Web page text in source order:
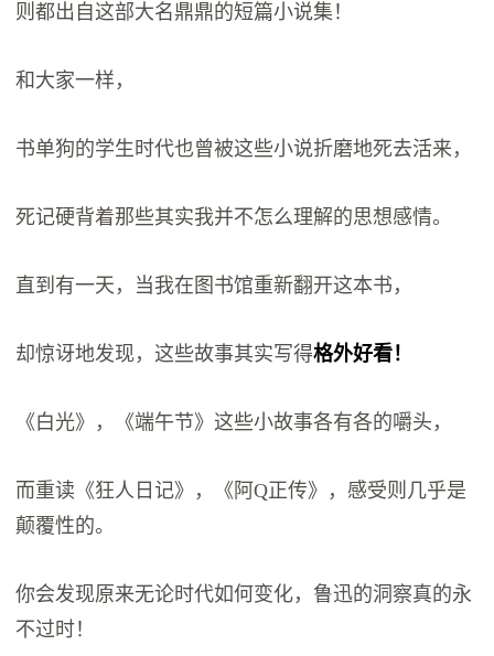
则都出自这部大名鼎鼎的短篇小说集！
和大家一样，
书单狗的学生时代也曾被这些小说折磨地死去活来，
死记硬背着那些其实我并不怎么理解的思想感情。
直到有一天，当我在图书馆重新翻开这本书，
却惊讶地发现，这些故事其实写得格外好看！
《白光》，《端午节》这些小故事各有各的嚼头，
而重读《狂人日记》，《阿Q正传》，感受则几乎是
颠覆性的。
你会发现原来无论时代如何变化，鲁迅的洞察真的永
不过时！